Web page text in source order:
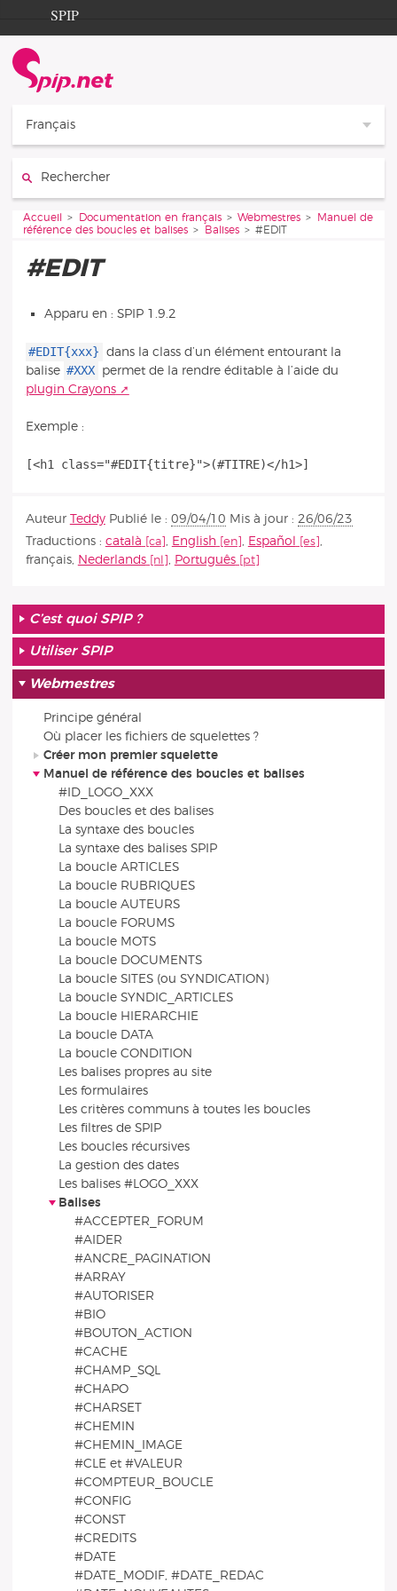
Aller au contenu
Aller à la navigation
SPIP
Documentation
Contribution
Français
Vous êtes ici :
Accueil Documentation en français Webmestres
Manuel de
référence des boucles et balises
Balises #EDIT
#EDIT
Apparu en : SPIP 1.9.2
#EDIT{xxx} dans la class d’un élément entourant la
balise #XXX permet de la rendre éditable à l’aide du
plugin Crayons
Exemple :
Auteur Teddy Publié le : 09/04/10 Mis à jour : 26/06/23
Traductions : català , English , Español
,
français, Nederlands , Português
C’est quoi SPIP ?
Utiliser SPIP
Webmestres
Principe général
Où placer les fichiers de squelettes ?
Créer mon premier squelette
Manuel de référence des boucles et balises
#ID_LOGO_XXX
Des boucles et des balises
La syntaxe des boucles
La syntaxe des balises SPIP
La boucle ARTICLES
La boucle RUBRIQUES
La boucle AUTEURS
La boucle FORUMS
La boucle MOTS
La boucle DOCUMENTS
La boucle SITES (ou SYNDICATION)
La boucle SYNDIC_ARTICLES
La boucle HIERARCHIE
La boucle DATA
La boucle CONDITION
Les balises propres au site
Les formulaires
Les critères communs à toutes les boucles
Les filtres de SPIP
Les boucles récursives
La gestion des dates
Les balises #LOGO_XXX
Balises
#ACCEPTER_FORUM
#AIDER
#ANCRE_PAGINATION
#ARRAY
#AUTORISER
#BIO
#BOUTON_ACTION
#CACHE
#CHAMP_SQL
#CHAPO
#CHARSET
#CHEMIN
#CHEMIN_IMAGE
#CLE et #VALEUR
#COMPTEUR_BOUCLE
#CONFIG
#CONST
#CREDITS
#DATE
#DATE_MODIF, #DATE_REDAC